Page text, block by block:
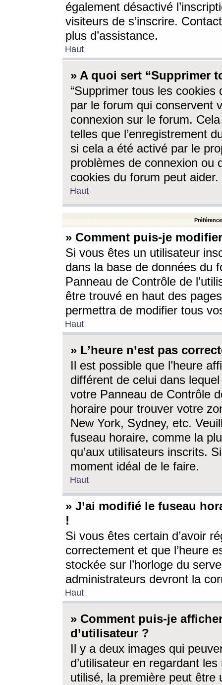
également désactivé
visiteurs de s’inscrire.
plus d’assistance.
Haut
» A quoi sert “Supprimer
“Supprimer tous les cookies
par le forum qui conservent
connexion sur le forum.
telles que l’enregistrement
si cela a été activé par le
problèmes de connexion ou
cookies du forum peut aider.
Haut
» Comment puis-je
Si vous êtes un utilisateur
dans la base de données du
Panneau de Contrôle de
être trouvé en haut des
permettra de modifier tous
Haut
» L’heure n’est pas
Il est possible que l’heure
différent de celui dans
votre Panneau de Contrôle
horaire pour trouver votre
New York, Sydney, etc.
fuseau horaire, comme la
qu’aux utilisateurs inscrits.
moment idéal de le faire.
Haut
» J’ai modifié le fuseau
!
Si vous êtes certain d’avoir
correctement et que l’heure
stockée sur l’horloge du
administrateurs devront la
Haut
» Comment puis-je
d’utilisateur ?
Il y a deux images qui
d’utilisateur en regardant
utilisé, la première peut être